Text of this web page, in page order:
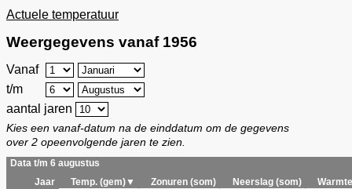
Actuele temperatuur
Weergegevens vanaf 1956
Vanaf
t/m
aantal jaren
Kies een vanaf-datum na de einddatum om de gegevens
over 2 opeenvolgende jaren te zien.
Data t/m 6 augustus
Jaar
Temp. (gem)▼ Zonuren (som) Neerslag (som)